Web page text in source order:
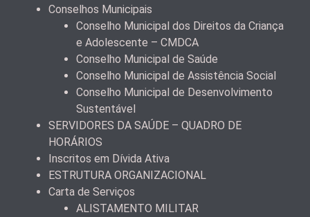
Conselhos Municipais
Conselho Municipal dos Direitos da Criança
e Adolescente – CMDCA
Conselho Municipal de Saúde
Conselho Municipal de Assistência Social
Conselho Municipal de Desenvolvimento
Sustentável
SERVIDORES DA SAÚDE – QUADRO DE
HORÁRIOS
Inscritos em Dívida Ativa
ESTRUTURA ORGANIZACIONAL
Carta de Serviços
ALISTAMENTO MILITAR